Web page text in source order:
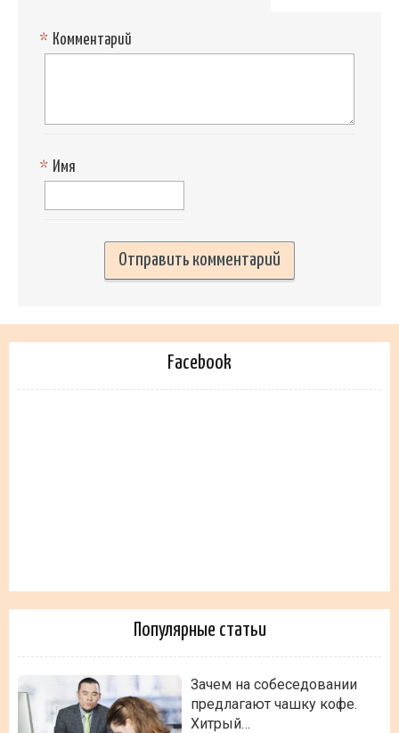
Комментарий
*
Имя
*
Facebook
Популярные статьи
Зачем на собеседовании
предлагают чашку кофе.
Хитрый…